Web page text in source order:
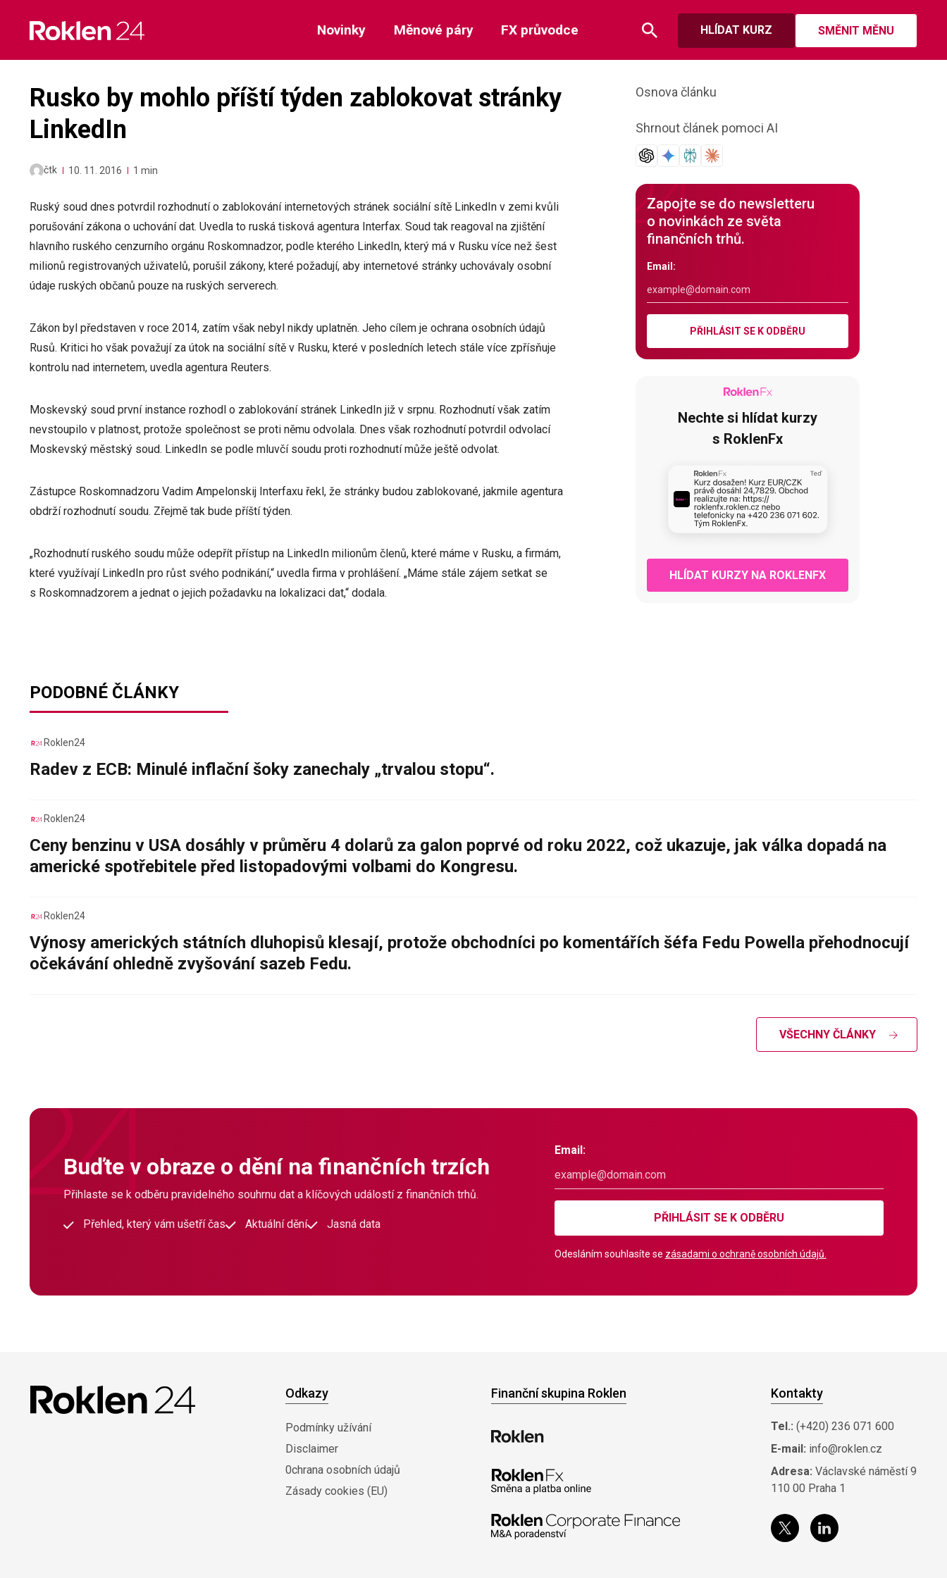
content
HLÍDAT KURZ SMĚNIT MĚNU
Novinky Měnové páry FX průvodce
Rusko by mohlo příští týden zablokovat stránky
LinkedIn
čtk 10. 11. 2016 1 min
Ruský soud dnes potvrdil rozhodnutí o zablokování internetových stránek sociální sítě LinkedIn v zemi kvůli
porušování zákona o uchování dat. Uvedla to ruská tisková agentura Interfax. Soud tak reagoval na zjištění
hlavního ruského cenzurního orgánu Roskomnadzor, podle kterého LinkedIn, který má v Rusku více než šest
milionů registrovaných uživatelů, porušil zákony, které požadují, aby internetové stránky uchovávaly osobní
údaje ruských občanů pouze na ruských serverech.
Zákon byl představen v roce 2014, zatím však nebyl nikdy uplatněn. Jeho cílem je ochrana osobních údajů
Rusů. Kritici ho však považují za útok na sociální sítě v Rusku, které v posledních letech stále více zpřísňuje
kontrolu nad internetem, uvedla agentura Reuters.
Moskevský soud první instance rozhodl o zablokování stránek LinkedIn již v srpnu. Rozhodnutí však zatím
nevstoupilo v platnost, protože společnost se proti němu odvolala. Dnes však rozhodnutí potvrdil odvolací
Moskevský městský soud. LinkedIn se podle mluvčí soudu proti rozhodnutí může ještě odvolat.
Zástupce Roskomnadzoru Vadim Ampelonskij Interfaxu řekl, že stránky budou zablokované, jakmile agentura
obdrží rozhodnutí soudu. Zřejmě tak bude příští týden.
„Rozhodnutí ruského soudu může odepřít přístup na LinkedIn milionům členů, které máme v Rusku, a firmám,
které využívají LinkedIn pro růst svého podnikání,“ uvedla firma v prohlášení. „Máme stále zájem setkat se
s Roskomnadzorem a jednat o jejich požadavku na lokalizaci dat,“ dodala.
Osnova článku
Shrnout článek pomoci AI
Zapojte se do newsletteru
o novinkách ze světa
finančních trhů.
Email:
PŘIHLÁSIT SE K ODBĚRU
Nechte si hlídat kurzy
s RoklenFx
HLÍDAT KURZY NA ROKLENFX
PODOBNÉ ČLÁNKY
Roklen24
Radev z ECB: Minulé inflační šoky zanechaly „trvalou stopu“.
Roklen24
Ceny benzinu v USA dosáhly v průměru 4 dolarů za galon poprvé od roku 2022, což ukazuje, jak válka dopadá na
americké spotřebitele před listopadovými volbami do Kongresu.
Roklen24
Výnosy amerických státních dluhopisů klesají, protože obchodníci po komentářích šéfa Fedu Powella přehodnocují
očekávání ohledně zvyšování sazeb Fedu.
VŠECHNY ČLÁNKY
Buďte v obraze o dění na finančních trzích
Přihlaste se k odběru pravidelného souhrnu dat a klíčových událostí z finančních trhů.
Přehled, který vám ušetří čas Aktuální dění Jasná data
Email:
PŘIHLÁSIT SE K ODBĚRU
Odesláním souhlasíte se zásadami o ochraně osobních údajů.
Odkazy
Podmínky užívání
Disclaimer
0chrana osobních údajů
Zásady cookies (EU)
Finanční skupina Roklen Kontakty
Tel.: (+420) 236 071 600
E-mail: info@roklen.cz
Adresa: Václavské náměstí 9
110 00 Praha 1